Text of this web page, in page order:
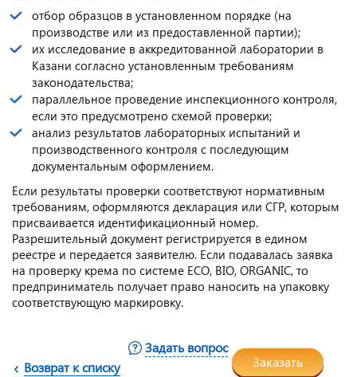
отбор образцов в установленном порядке (на
производстве или из предоставленной партии);
их исследование в аккредитованной лаборатории в
Казани согласно установленным требованиям
законодательства;
параллельное проведение инспекционного контроля,
если это предусмотрено схемой проверки;
анализ результатов лабораторных испытаний и
производственного контроля с последующим
документальным оформлением.
Если результаты проверки соответствуют нормативным
требованиям, оформляются декларация или СГР, которым
присваивается идентификационный номер.
Разрешительный документ регистрируется в едином
реестре и передается заявителю. Если подавалась заявка
на проверку крема по системе ECO, BIO, ORGANIC, то
предприниматель получает право наносить на упаковку
соответствующую маркировку.
Возврат к списку
Задать вопрос
Заказать